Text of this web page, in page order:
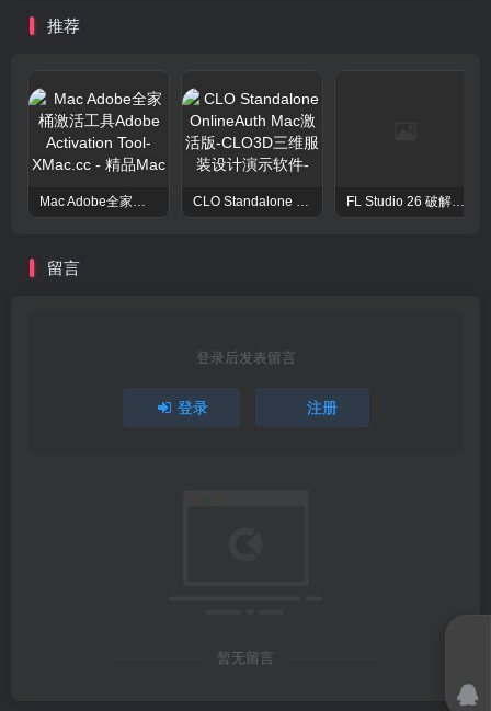
推荐
Mac Adobe全家桶激活工具Adobe Activation Tool CLO Standalone OnlineAuth Mac激活版-CLO3D三维服装设计演示软件 FL Studio 26 破解版 – 强大的音频后期处理程序
留言
登录后发表留言
登录 注册
暂无留言